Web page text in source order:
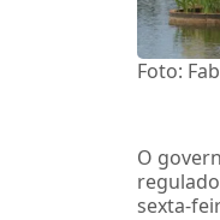
Foto:
O
sexta-